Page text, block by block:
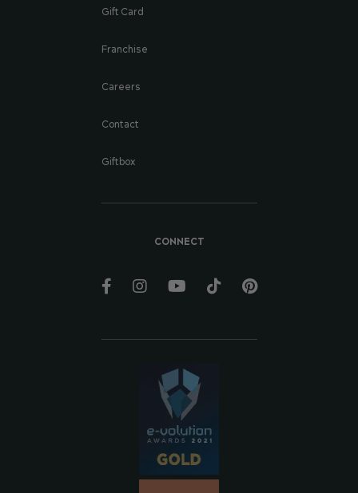
Gift Card
Franchise
Careers
Contact
Giftbox
CONNECT